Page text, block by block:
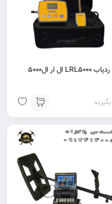
ردیاب LRL5000 ال ار ال5000